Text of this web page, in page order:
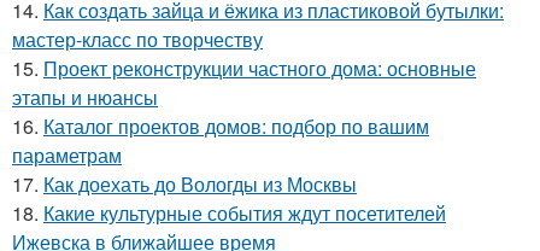
14. Как создать зайца и ёжика из пластиковой бутылки:
мастер-класс по творчеству
15. Проект реконструкции частного дома: основные
этапы и нюансы
16. Каталог проектов домов: подбор по вашим
параметрам
17. Как доехать до Вологды из Москвы
18. Какие культурные события ждут посетителей
Ижевска в ближайшее время